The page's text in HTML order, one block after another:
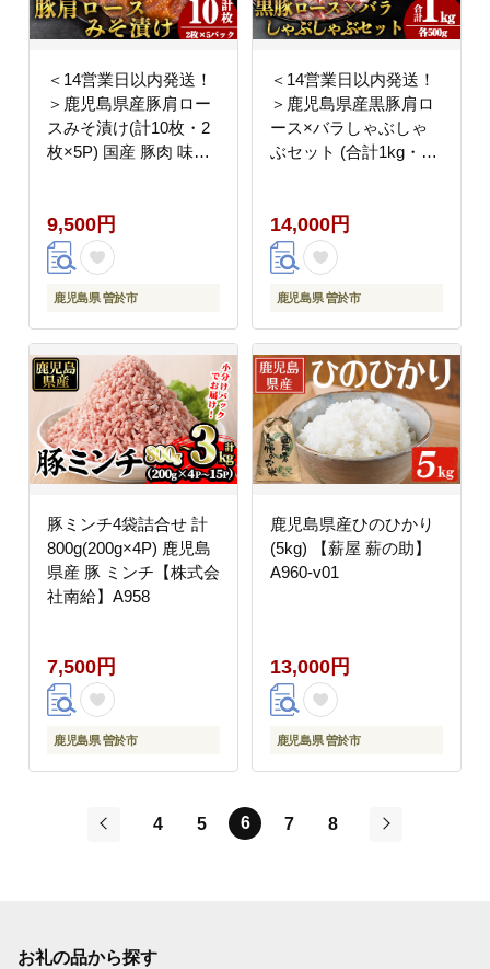
＜14営業日以内発送！
＞鹿児島県産豚肩ロー
スみそ漬け(計10枚・2
枚×5P) 国産 豚肉 味噌
9,500円
鹿児島県 曽於市
＜14営業日以内発送！
＞鹿児島県産黒豚肩ロ
ース×バラしゃぶしゃ
ぶセット (合計1kg・各
ん】A954
14,000円
鹿児島県 曽於市
豚ミンチ4袋詰合せ 計
800g(200g×4P) 鹿児島
県産 豚 ミンチ【株式会
社南給】A958
7,500円
鹿児島県 曽於市
鹿児島県産ひのひかり
(5kg) 【薪屋 薪の助】
A960-v01
13,000円
鹿児島県 曽於市
4 5 6 7
8
お礼の品から探す